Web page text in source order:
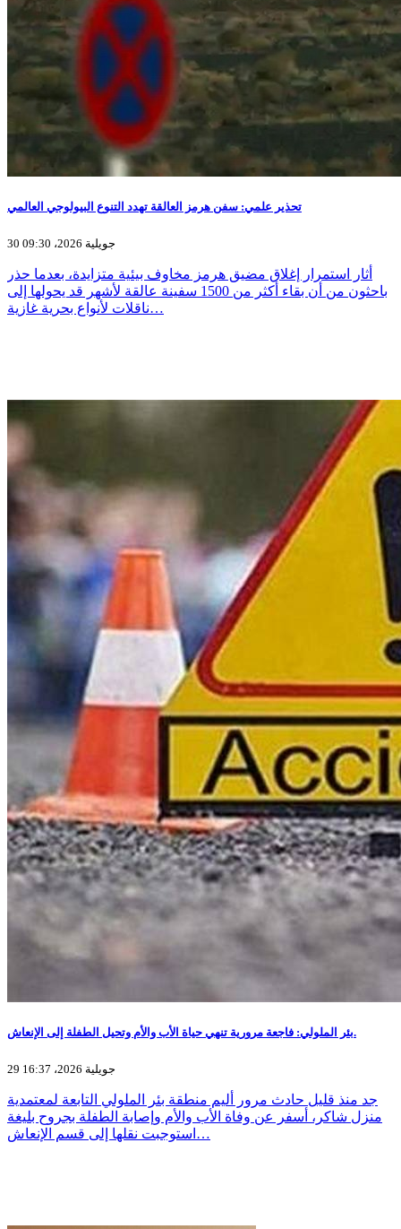
تحذير علمي: سفن هرمز العالقة تهدد التنوع البيولوجي العالمي
30 جويلية 2026، 09:30
أثار استمرار إغلاق مضيق هرمز مخاوف بيئية متزايدة، بعدما حذر
باحثون من أن بقاء أكثر من 1500 سفينة عالقة لأشهر قد يحولها إلى
ناقلات لأنواع بحرية غازية…
بئر الملولي: فاجعة مرورية تنهي حياة الأب والأم وتحيل الطفلة إلى الإنعاش.
29 جويلية 2026، 16:37
جد منذ قليل حادث مرور أليم منطقة بئر الملولي التابعة لمعتمدية
منزل شاكر، أسفر عن وفاة الأب والأم وإصابة الطفلة بجروح بليغة
استوجبت نقلها إلى قسم الإنعاش…